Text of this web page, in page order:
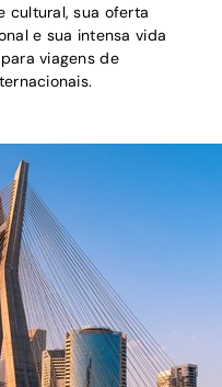
cultural, sua oferta
e sua intensa vida
viagens de